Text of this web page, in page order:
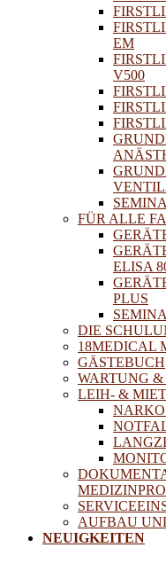
EM
V500
FÜR ALLE
ELISA
PLUS
DIE
18MEDICAL
GÄSTEBUCH
WARTUNG &
LEIH- &
AUFBAU
NEUIGKEITEN